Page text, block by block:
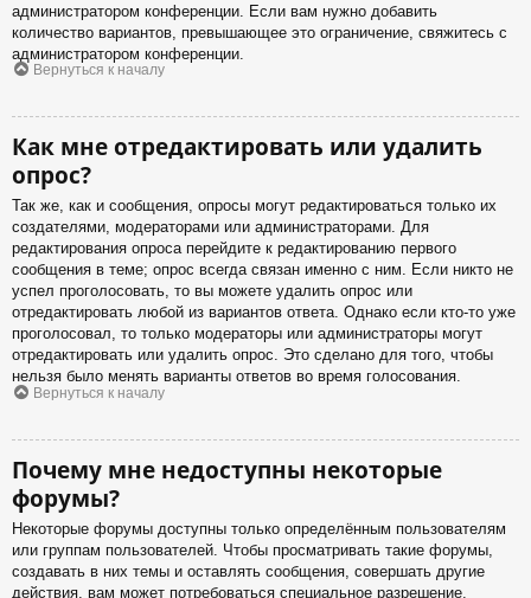
администратором конференции. Если вам нужно добавить
количество вариантов, превышающее это ограничение, свяжитесь с
администратором конференции.
Вернуться к началу
Как мне отредактировать или удалить
опрос?
Так же, как и сообщения, опросы могут редактироваться только их
создателями, модераторами или администраторами. Для
редактирования опроса перейдите к редактированию первого
сообщения в теме; опрос всегда связан именно с ним. Если никто не
успел проголосовать, то вы можете удалить опрос или
отредактировать любой из вариантов ответа. Однако если кто-то уже
проголосовал, то только модераторы или администраторы могут
отредактировать или удалить опрос. Это сделано для того, чтобы
нельзя было менять варианты ответов во время голосования.
Вернуться к началу
Почему мне недоступны некоторые
форумы?
Некоторые форумы доступны только определённым пользователям
или группам пользователей. Чтобы просматривать такие форумы,
создавать в них темы и оставлять сообщения, совершать другие
действия, вам может потребоваться специальное разрешение.